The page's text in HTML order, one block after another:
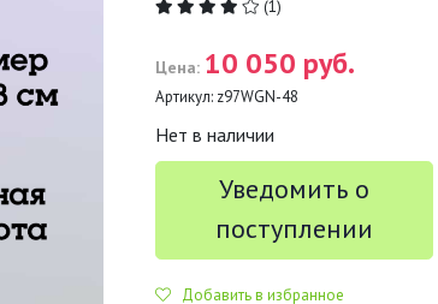
(1)
Цена: 10 050 руб.
Артикул: z97WGN-48
Нет в наличии
Уведомить о
поступлении
Добавить в избранное